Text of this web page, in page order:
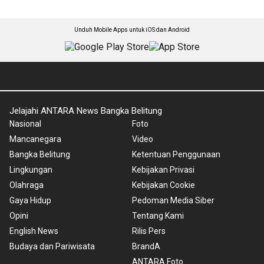
Unduh Mobile Apps untuk iOS dan Android
Jelajahi ANTARA News Bangka Belitung
Nasional
Mancanegara
Bangka Belitung
Lingkungan
Olahraga
Gaya Hidup
Opini
English News
Budaya dan Pariwisata
Foto
Video
Ketentuan Penggunaan
Kebijakan Privasi
Kebijakan Cookie
Pedoman Media Siber
Tentang Kami
Rilis Pers
BrandA
ANTARA Foto